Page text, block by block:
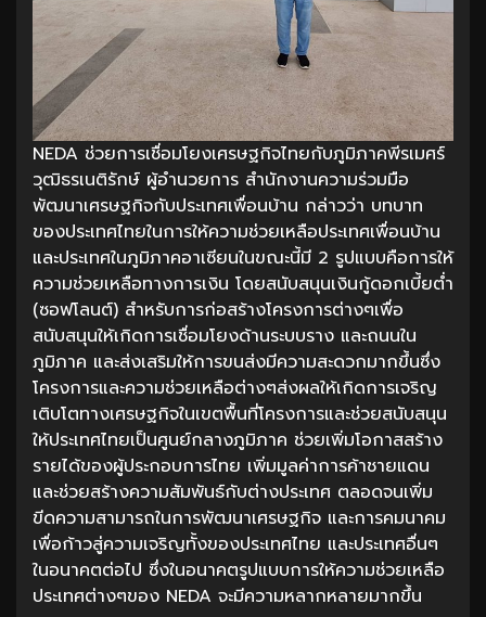
NEDA ช่วยการเชื่อมโยงเศรษฐกิจไทยกับภูมิภาคพีรเมศร์
วุฒิธรเนติรักษ์ ผู้อํานวยการ สำนักงานความร่วมมือ
พัฒนาเศรษฐกิจกับประเทศเพื่อนบ้าน กล่าวว่า บทบาท
ของประเทศไทยในการให้ความช่วยเหลือประเทศเพื่อนบ้าน
และประเทศในภูมิภาคอาเซียนในขณะนี้มี 2 รูปแบบคือการให้
ความช่วยเหลือทางการเงิน โดยสนับสนุนเงินกู้ดอกเบี้ยต่ำ
(ซอฟโลนต์) สำหรับการก่อสร้างโครงการต่างๆเพื่อ
สนับสนุนให้เกิดการเชื่อมโยงด้านระบบราง และถนนใน
ภูมิภาค และส่งเสริมให้การขนส่งมีความสะดวกมากขึ้นซึ่ง
โครงการและความช่วยเหลือต่างๆส่งผลให้เกิดการเจริญ
เติบโตทางเศรษฐกิจในเขตพื้นที่โครงการและช่วยสนับสนุน
ให้ประเทศไทยเป็นศูนย์กลางภูมิภาค ช่วยเพิ่มโอกาสสร้าง
รายได้ของผู้ประกอบการไทย เพิ่มมูลค่าการค้าชายแดน
และช่วยสร้างความสัมพันธ์กับต่างประเทศ ตลอดจนเพิ่ม
ขีดความสามารถในการพัฒนาเศรษฐกิจ และการคมนาคม
เพื่อก้าวสู่ความเจริญทั้งของประเทศไทย และประเทศอื่นๆ
ในอนาคตต่อไป ซึ่งในอนาคตรูปแบบการให้ความช่วยเหลือ
ประเทศต่างๆของ NEDA จะมีความหลากหลายมากขึ้น